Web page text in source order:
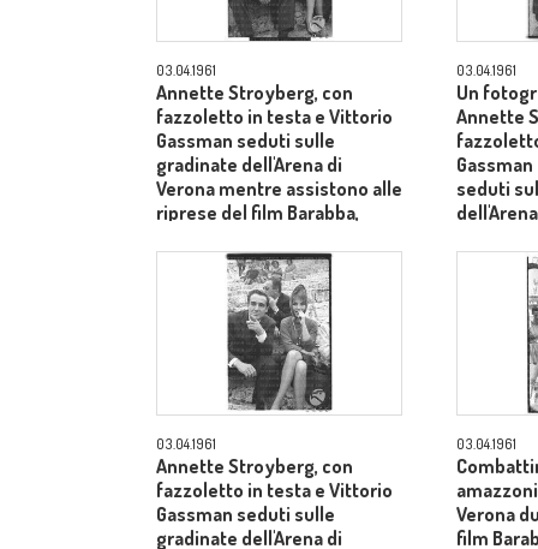
03.04.1961
Annette Stroyberg, con
fazzoletto in testa e Vittorio
Gassman seduti sulle
gradinate dell'Arena di
Verona mentre assistono alle
riprese del film Barabba,
Laurentiis - totale
03.04.1961
Un
Annette
seduti
03.04.1961
Annette Stroyberg, con
fazzoletto in testa e Vittorio
Gassman seduti sulle
gradinate dell'Arena di
03.04.1961
Verona
film